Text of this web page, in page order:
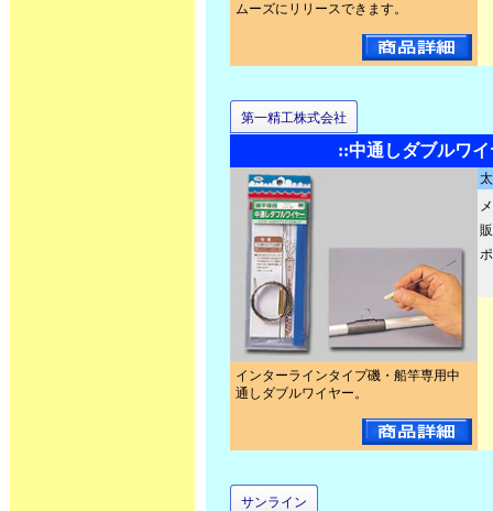
ムーズにリリースできます。
第一精工株式会社
::中通しダブルワイ
インターラインタイプ磯・船竿専用中
通しダブルワイヤー。
太
サンライン